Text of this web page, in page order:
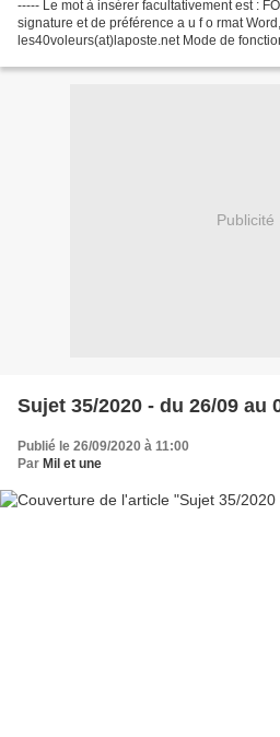
----- Le mot à insérer facultativement est :
signature et de préférence a u f o rmat
les40voleurs(at)laposte.net Mode de
Publicité
Sujet 35/2020 - du 26/09 au
Publié le 26/09/2020 à 11:00
Par Mil et une